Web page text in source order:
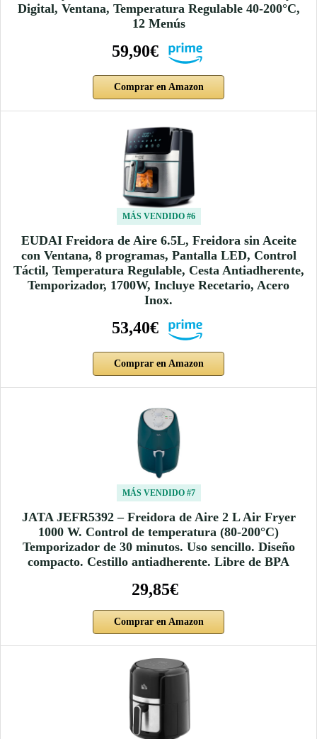
Digital, Ventana, Temperatura Regulable 40-200°C,
12 Menús
59,90€
Comprar en Amazon
MÁS VENDIDO #6
EUDAI Freidora de Aire 6.5L, Freidora sin Aceite
con Ventana, 8 programas, Pantalla LED, Control
Táctil, Temperatura Regulable, Cesta Antiadherente,
Temporizador, 1700W, Incluye Recetario, Acero
Inox.
53,40€
Comprar en Amazon
MÁS VENDIDO #7
JATA JEFR5392 – Freidora de Aire 2 L Air Fryer
1000 W. Control de temperatura (80-200°C)
Temporizador de 30 minutos. Uso sencillo. Diseño
compacto. Cestillo antiadherente. Libre de BPA
29,85€
Comprar en Amazon